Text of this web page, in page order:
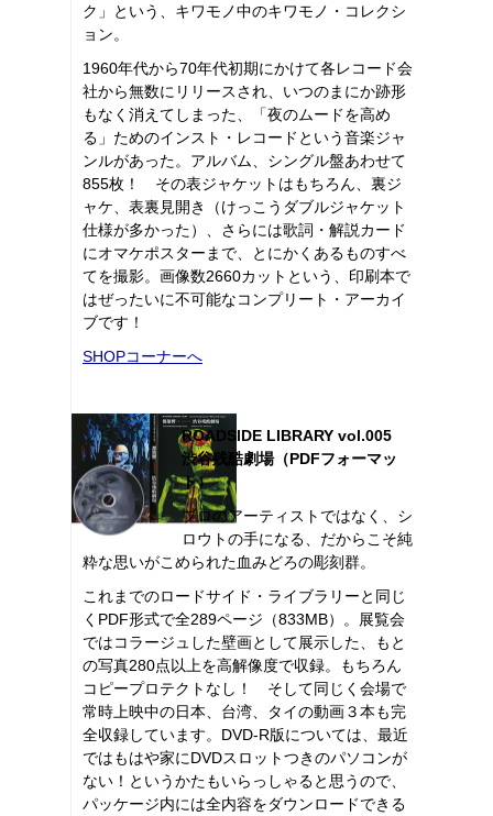
ク」という、キワモノ中のキワモノ・コレクシ
ョン。
1960年代から70年代初期にかけて各レコード会
社から無数にリリースされ、いつのまにか跡形
もなく消えてしまった、「夜のムードを高め
る」ためのインスト・レコードという音楽ジャ
ンルがあった。アルバム、シングル盤あわせて
855枚！ その表ジャケットはもちろん、裏ジ
ャケ、表裏見開き（けっこうダブルジャケット
仕様が多かった）、さらには歌詞・解説カード
にオマケポスターまで、とにかくあるものすべ
てを撮影。画像数2660カットという、印刷本で
はぜったいに不可能なコンプリート・アーカイ
ブです！
SHOPコーナーへ
ROADSIDE LIBRARY vol.005
渋谷残酷劇場（PDFフォーマッ
ト）
プロのアーティストではなく、シ
ロウトの手になる、だからこそ純
粋な思いがこめられた血みどろの彫刻群。
これまでのロードサイド・ライブラリーと同じ
くPDF形式で全289ページ（833MB）。展覧会
ではコラージュした壁画として展示した、もと
の写真280点以上を高解像度で収録。もちろん
コピープロテクトなし！ そして同じく会場で
常時上映中の日本、台湾、タイの動画３本も完
全収録しています。DVD-R版については、最近
ではもはや家にDVDスロットつきのパソコンが
ない！というかたもいらっしゃると思うので、
パッケージ内には全内容をダウンロードできる